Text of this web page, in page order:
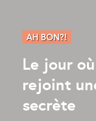
AH BON?!
Le jour
rejoint
secrète